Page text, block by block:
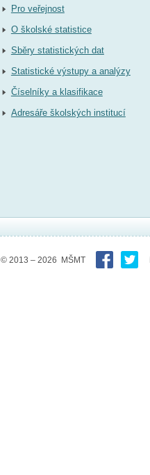
Pro veřejnost
O školské statistice
Sběry statistických dat
Statistické výstupy a analýzy
Číselníky a klasifikace
Adresáře školských institucí
© 2013 – 2026 MŠMT